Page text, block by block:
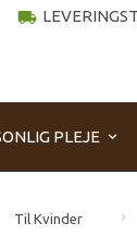
local_shipping
PLEJE
Til Kvinder